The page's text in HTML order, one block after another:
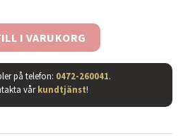
ask mängd
I VARUKORG
på telefon: 0472-260041.
vårkundtjänst!